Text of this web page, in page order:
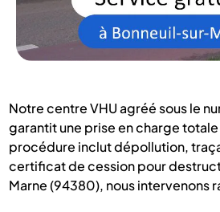
Notre centre VHU agréé sous le
garantit une prise en charge
procédure inclut dépollution,
certificat de cession pour
Marne (94380), nous intervenons